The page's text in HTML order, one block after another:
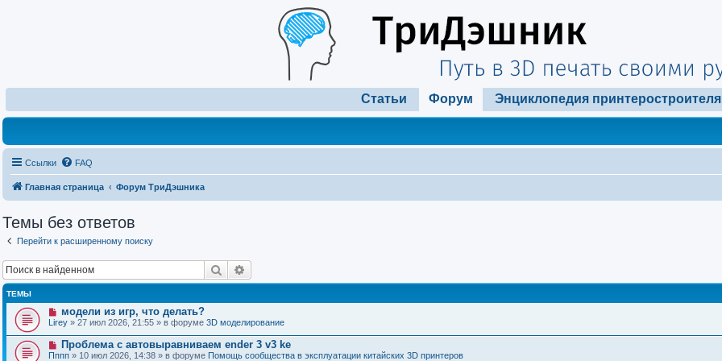
Статьи Форум Энциклопедия принтеростроителя
Ссылки FAQ
Главная страница Форум ТриДэшника
Темы без ответов
Перейти к расширенному поиску
Поиск
ТЕМЫ
Н
о
в
о
е
с
модели из игр, что делать?
Lirey » 27 июл 2026, 21:55 » в форуме 3D моделирование
Н
о
Проблема с автовыравниваем ender 3 v3 ke
Пппп » 10 июл 2026, 14:38 » в форуме Помощь сообщества в эксплуатации китайских 3D принтеров